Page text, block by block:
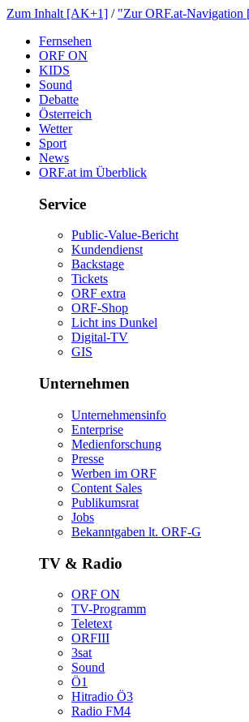
ZumInhalt[AK+1] / "ZurORF.at-
Fernsehen
ORFON
KIDS
Sound
Debatte
Österreich
Wetter
Sport
News
ORF.atimÜberblick
Service
Public-Value-Bericht
Kundendienst
Backstage
Tickets
ORFextra
ORF-Shop
LichtinsDunkel
Digital-TV
GIS
Unternehmen
Unternehmensinfo
Enterprise
Medienforschung
Presse
WerbenimORF
ContentSales
Publikumsrat
Jobs
Bekanntgabenlt.ORF-G
TV&Radio
ORFON
TV-Programm
Teletext
ORFIII
3sat
Sound
Ö1
HitradioÖ3
RadioFM4